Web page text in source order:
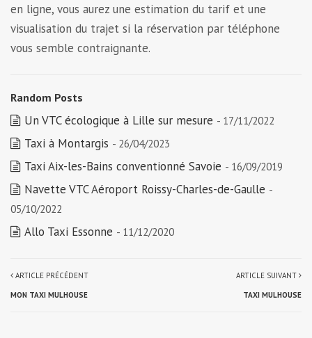
en ligne, vous aurez une estimation du tarif et une
visualisation du trajet si la réservation par téléphone
vous semble contraignante.
Random Posts
Un VTC écologique à Lille sur mesure - 17/11/2022
Taxi à Montargis - 26/04/2023
Taxi Aix-les-Bains conventionné Savoie - 16/09/2019
Navette VTC Aéroport Roissy-Charles-de-Gaulle -
05/10/2022
Allo Taxi Essonne - 11/12/2020
ARTICLE PRÉCÉDENT
MON TAXI MULHOUSE
ARTICLE SUIVANT
TAXI MULHOUSE